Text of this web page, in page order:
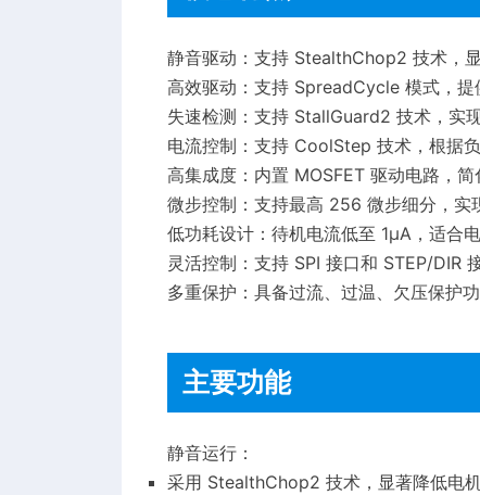
静音驱动：支持 StealthChop2 技术，显
高效驱动：支持 SpreadCycle 模式，提
失速检测：支持 StallGuard2 技术，实
电流控制：支持 CoolStep 技术，根据
高集成度：内置 MOSFET 驱动电路，简
微步控制：支持最高 256 微步细分，实
低功耗设计：待机电流低至 1µA，适合电
灵活控制：支持 SPI 接口和 STEP/DIR
多重保护：具备过流、过温、欠压保护
主要功能
静音运行：
采用 StealthChop2 技术，显著降低电机